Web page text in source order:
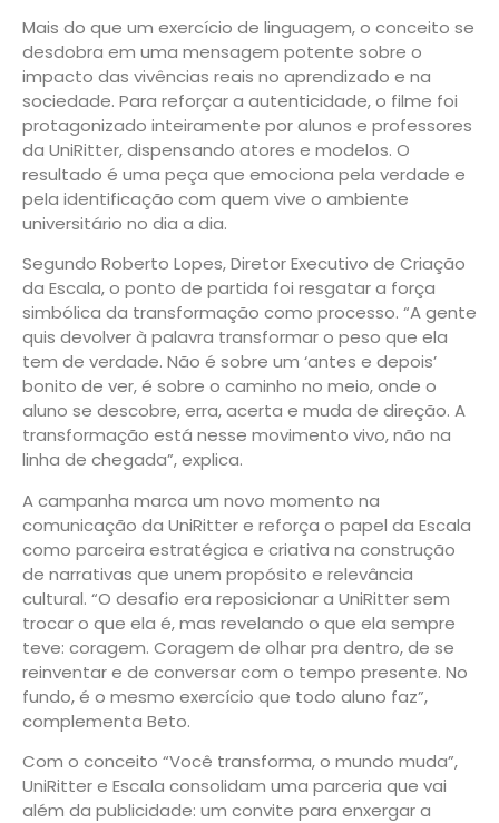
Mais do que um exercício de linguagem, o conceito se
desdobra em uma mensagem potente sobre o
impacto das vivências reais no aprendizado e na
sociedade. Para reforçar a autenticidade, o filme foi
protagonizado inteiramente por alunos e professores
da UniRitter, dispensando atores e modelos. O
resultado é uma peça que emociona pela verdade e
pela identificação com quem vive o ambiente
universitário no dia a dia.
Segundo Roberto Lopes, Diretor Executivo de Criação
da Escala, o ponto de partida foi resgatar a força
simbólica da transformação como processo. “A gente
quis devolver à palavra transformar o peso que ela
tem de verdade. Não é sobre um ‘antes e depois’
bonito de ver, é sobre o caminho no meio, onde o
aluno se descobre, erra, acerta e muda de direção. A
transformação está nesse movimento vivo, não na
linha de chegada”, explica.
A campanha marca um novo momento na
comunicação da UniRitter e reforça o papel da Escala
como parceira estratégica e criativa na construção
de narrativas que unem propósito e relevância
cultural. “O desafio era reposicionar a UniRitter sem
trocar o que ela é, mas revelando o que ela sempre
teve: coragem. Coragem de olhar pra dentro, de se
reinventar e de conversar com o tempo presente. No
fundo, é o mesmo exercício que todo aluno faz”,
complementa Beto.
Com o conceito “Você transforma, o mundo muda”,
UniRitter e Escala consolidam uma parceria que vai
além da publicidade: um convite para enxergar a